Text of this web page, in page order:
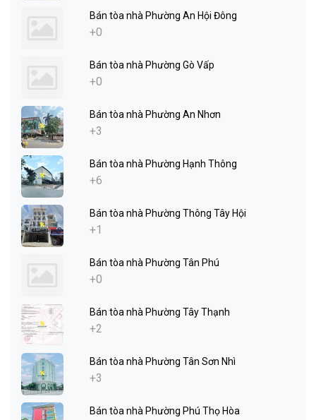
Bán tòa nhà Phường An Hội Đông
+0
Bán tòa nhà Phường Gò Vấp
+0
Bán tòa nhà Phường An Nhơn
+3
Bán tòa nhà Phường Hạnh Thông
+6
Bán tòa nhà Phường Thông Tây Hội
+1
Bán tòa nhà Phường Tân Phú
+0
Bán tòa nhà Phường Tây Thạnh
+2
Bán tòa nhà Phường Tân Sơn Nhì
+3
Bán tòa nhà Phường Phú Thọ Hòa